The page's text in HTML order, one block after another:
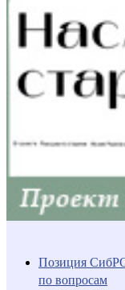
Позиция
по вопросам